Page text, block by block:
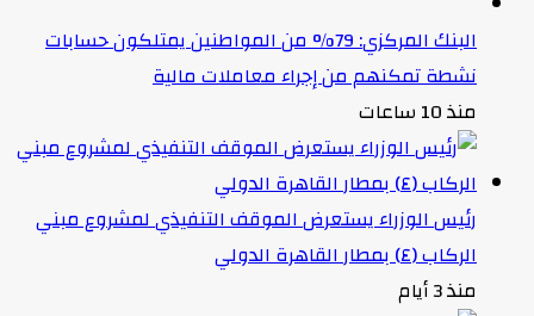
البنك المركزي: 79% من المواطنين يمتلكون حسابات
نشطة تمكنهم من إجراء معاملات مالية
منذ 10 ساعات
رئيس الوزراء يستعرض الموقف التنفيذي لمشروع مبني
الركاب (٤) بمطار القاهرة الدولي
منذ 3 أيام